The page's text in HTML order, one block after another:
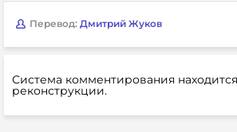
Перевод: Дмитрий Жуков
Система комментирования
реконструкции.